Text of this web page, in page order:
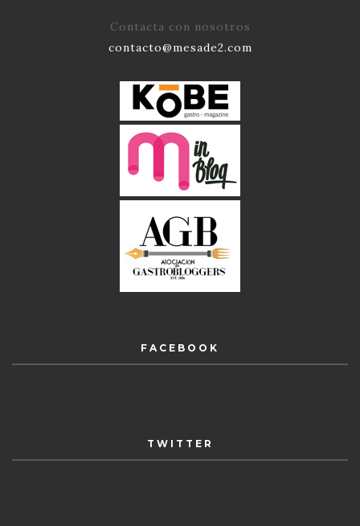
Contacta con nosotros
contacto@mesade2.com
FACEBOOK
TWITTER